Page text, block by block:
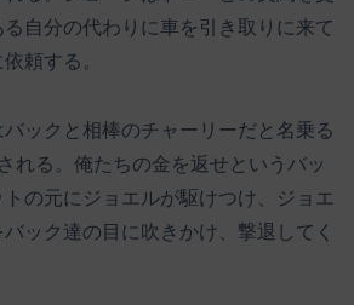
自分の代わりに車を引き取りに来て
頼する。
ックと相棒のチャーリーだと名乗る
れる。俺たちの金を返せというバッ
の元にジョエルが駆けつけ、ジョエ
ック達の目に吹きかけ、撃退してく